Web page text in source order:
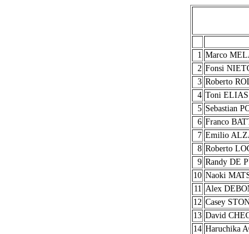
1 Marco
2 Fonsi
3 Roberto
4 Toni ELIAS
5 Sebastian
6 Franco
7 Emilio
8 Roberto
9 Randy DE
10 Naoki
11 Alex
12 Casey
13 David
14 Haruchika